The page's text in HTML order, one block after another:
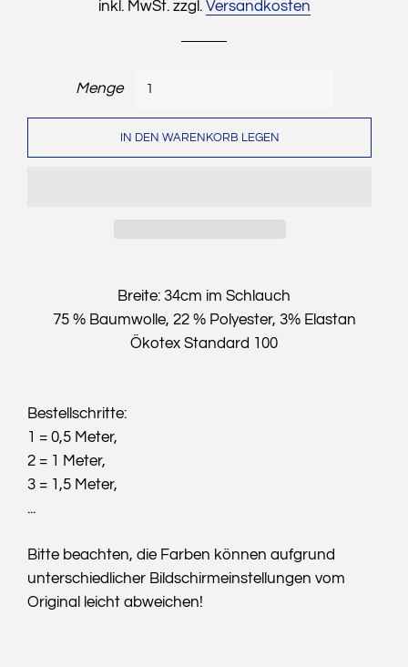
inkl. MwSt. zzgl. Versandkosten
Menge
IN DEN WARENKORB LEGEN
Breite: 34cm im Schlauch
75 % Baumwolle, 22 % Polyester, 3% Elastan
Ökotex Standard 100
Bestellschritte:
1 = 0,5 Meter,
2 = 1 Meter,
3 = 1,5 Meter,
...
Bitte beachten, die Farben können aufgrund
unterschiedlicher Bildschirmeinstellungen vom
Original leicht abweichen!